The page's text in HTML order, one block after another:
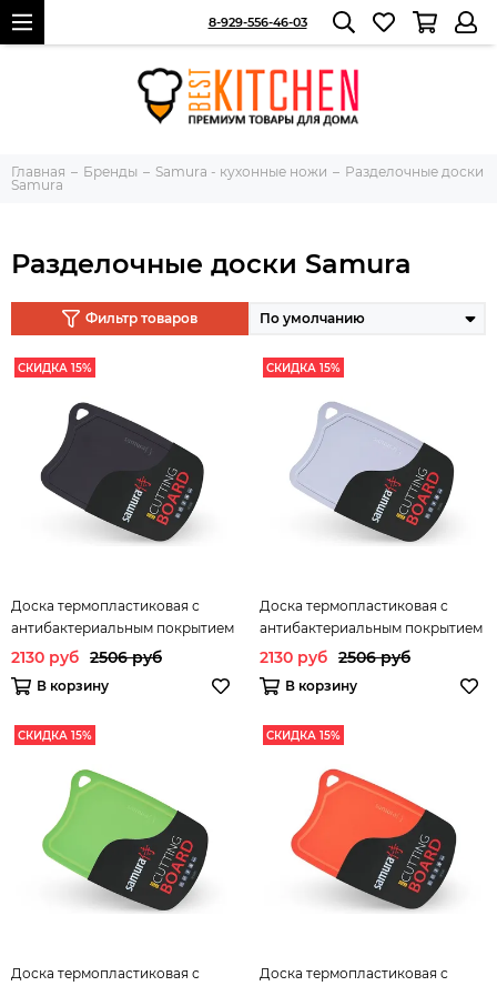
8-929-556-46-03
Главная Бренды Samura - кухонные ножи
Разделочные доски
Samura
Разделочные доски Samura
Фильтр товаров
СКИДКА 15%
Доска термопластиковая с
антибактериальным покрытием
Samura FUSION SF-02B/A
2130 руб 2506 руб
В корзину
СКИДКА 15%
Доска термопластиковая с
антибактериальным покрытием
Samura FUSION SF-02G/A
2130 руб 2506 руб
В корзину
СКИДКА 15%
Доска термопластиковая с
СКИДКА 15%
Доска термопластиковая с